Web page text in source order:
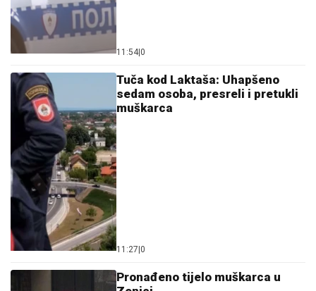
11:54 0
Tuča kod Laktaša: Uhapšeno
sedam osoba, presreli i pretukli
muškarca
11:27 0
Pronađeno tijelo muškarca u